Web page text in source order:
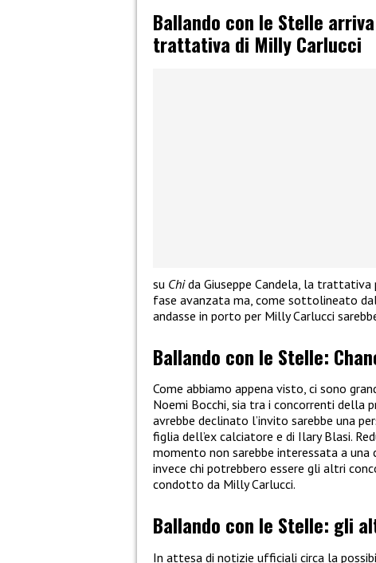
Ballando con le Stelle
trattativa di Milly Carlucci
su Chida Giuseppe Candela, la
fase avanzata ma, come sottolineato
andasse in porto per Milly Carlucci
Ballando con le Stelle:
Come abbiamo appena visto, ci sono
Noemi Bocchi, sia tra i concorrenti della
avrebbe declinato l’invito sarebbe una
figlia dell’ex calciatore e di Ilary Blasi.
momento non sarebbe interessata a
invece chi potrebbero essere gli altri
condotto da Milly Carlucci.
Ballando con le Stelle: gli
In attesa di notizie ufficiali circa la